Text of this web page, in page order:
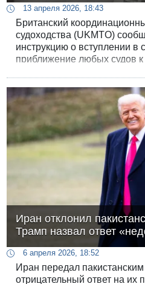
13 апреля 2026, 18:43
Британский
судоходства (UKMTO)
инструкцию о вступлении в
приближение любых судов
Иран отклонил
Трамп назвал ответ
6 апреля 2026, 18:52
Иран передал
отрицательный ответ на их